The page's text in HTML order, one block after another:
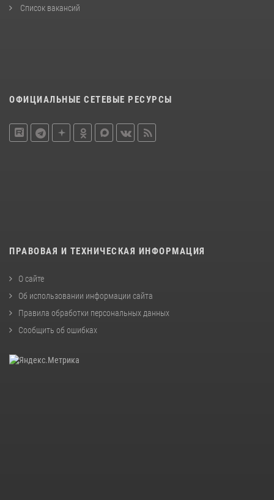
Список вакансий
ОФИЦИАЛЬНЫЕ СЕТЕВЫЕ РЕСУРСЫ
ПРАВОВАЯ И ТЕХНИЧЕСКАЯ ИНФОРМАЦИЯ
О сайте
Об использовании информации сайта
Правила обработки персональных данных
Сообщить об ошибках